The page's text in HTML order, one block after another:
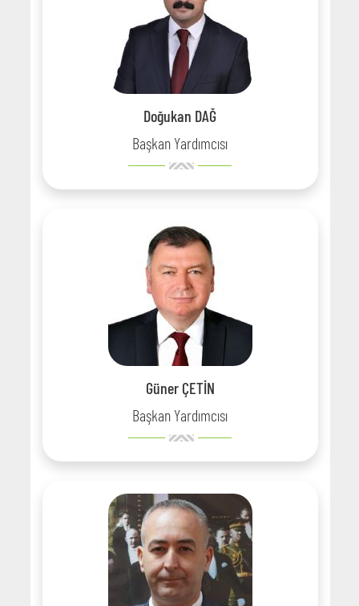
Doğukan DAĞ
Başkan Yardımcısı
Güner ÇETİN
Başkan Yardımcısı